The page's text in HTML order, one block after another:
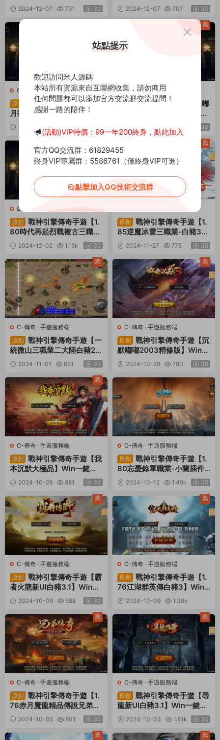
版】Win一鍵服務端+安卓蘋
果雙端+GM授權物品後台
+視頻架設教程
2024-12-07 731 30
n一鍵服務端+安卓蘋果雙端
+GM授權物品後台+視頻架
2024-12-07 707 30
C-傳奇·手遊服務端
原創
戰神引擎傳奇手遊【赤
月複古之比奇山莊】Win一
鍵服務端+安卓蘋果雙端+G
M授權物品後台+視頻架設教
程
2024-12-03 712
C-傳奇·手遊服務端
原創 戰神引擎傳奇手遊【嘟
嘟原始沉默三職業白豬3.1】
Win一鍵服務端+安卓蘋果雙
端+GM授權物品後台+視頻
2024-12-03 648 30
薦
C-傳奇
原創
戰神引擎傳奇手遊【1.
80時代再起烈戰複古三職業
白豬3.1】Win一鍵服務端
+安卓蘋果雙端+GM授權物
品後台+視頻架設教程
2024-12-02 1.15k 30
原創
戰神引擎傳奇手遊【1.
85逆魔冰雪三職業-白豬3】
Win一鍵服務端+安卓蘋果雙
端+GM授權物品後台+視頻
架設教程
2024-11-27 775 30
薦
C-傳奇 · 手遊服務端
原創
戰神引擎傳奇手遊【一
統微山三職業二大陸白豬2】
Win一鍵服務端+安卓蘋果雙
端+GM授權物品後台+視頻
架設教程
2024-11-01 651 30
薦
C-傳奇 · 手遊服務端
原創
戰神引擎傳奇手遊【沉
默嘟嘟2003精修版】Win一
鍵服務端+安卓蘋果雙端+G
M授權物品後台+視頻架設教
程
2024-10-29 780 30
薦
C-傳奇 · 手遊服務端
原創
戰神引擎傳奇手遊【我
本沉默大極品】Win一鍵服
務端+安卓蘋果雙端+GM授
權物品後台+視頻架設教程
2024-10-28 881 30
薦
C-傳奇 · 手遊服務端
原創
戰神引擎傳奇手遊【1.
80忘憂錄單職業-小蘭插件
免授權】Win一鍵服務端+安
卓蘋果雙端+GM授權物品後
台+視頻架設教程
2024-10-12 1.49k 30
C-傳奇 · 手遊服務端
原創
戰神引擎傳奇手遊【霸
者火龍新UI白豬3.1】Win一
鍵服務端+安卓蘋果雙端+G
M授權物品後台+視頻架設教
程
2024-10-09 588 30
薦
C-傳奇 · 手遊服務端
原創
戰神引擎傳奇手遊【1.
76江湖群英傳白豬3】Win
一鍵服務端+安卓蘋果雙端+
GM授權物品後台+視頻架設
教程
2024-10-09
1.38k
薦
C-傳奇 · 手遊服務端
原創
戰神引擎傳奇手遊【1.
76赤月魔龍精品傳說兄弟複
古第三季】Win一鍵服務端
+安卓蘋果雙端+GM授權物
品後台+視頻架設教程
2024-10-05 801 30
薦
C-傳奇 · 手遊服務端
原創
戰神引擎傳奇手遊【尋
龍新UI白豬3.1】Win一鍵服
務端+安卓蘋果雙端+GM授
權物品後台+視頻架設教程
2024-10-03 1.61k 30
薦
薦 薦
站點提示
歡迎訪問米人源碼
本站所有資源來自互聯網收集，請勿商用
任何問題都可以添加官方交流群交流提問！
感謝一路的陪伴！
(活動)VIP特價：99一年200終身，點此加入
官方QQ交流群：61829455
終身VIP專屬群：5586761（僅終身VIP可進）
點擊加入QQ技術交流群